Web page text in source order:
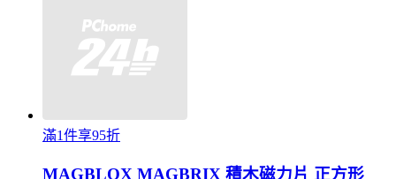
滿1件享95折
MAGBLOX MAGBRIX 積木磁力片 正方形